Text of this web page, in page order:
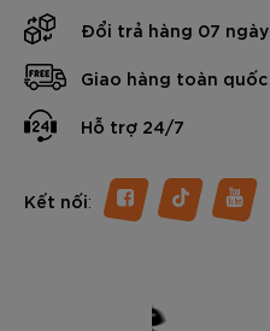
Đổi trả hàng 07 ngày
Giao hàng toàn quốc
Hỗ trợ 24/7
Kết nối: